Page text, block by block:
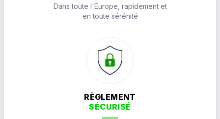
Dans toute l'Europe, rapidement et
en toute sérénité
RÈGLEMENT
SÉCURISÉ